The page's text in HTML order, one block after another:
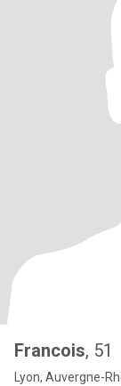
Francois, 51
Lyon, Auvergne-